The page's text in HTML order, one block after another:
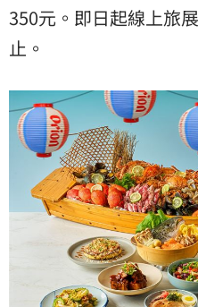
350元。即日起線上旅
止。